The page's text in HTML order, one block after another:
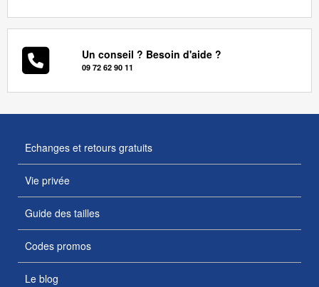
Un conseil ? Besoin d'aide ?
09 72 62 90 11
Echanges et retours gratuits
Vie privée
Guide des tailles
Codes promos
Le blog